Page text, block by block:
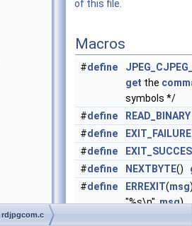
of this file.
Macros
#define
get the
symbols */
#define READ_BINARY
#define EXIT_FAILURE
#define
#define NEXTBYTE()
#define ERREXIT(msg
"%s\n",msg),
rdjpgcom.c